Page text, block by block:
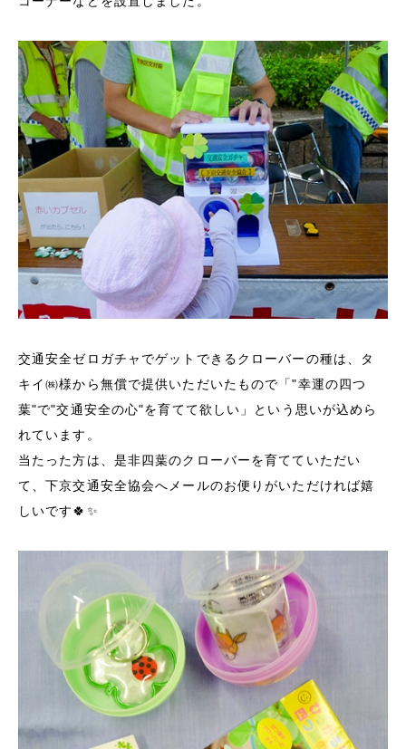
交通安全ゼロガチャでゲットできるクローバーの種は、タ
キイ㈱様から無償で提供いただいたもので「"幸運の四つ
葉"で"交通安全の心"を育てて欲しい」という思いが込めら
れています。
当たった方は、是非四葉のクローバーを育てていただい
て、下京交通安全協会へメールのお便りがいただければ嬉
しいです🍀✨